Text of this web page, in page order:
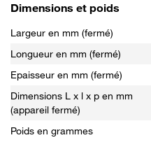
Dimensions et poids
Largeur en mm (fermé)
Longueur en mm (fermé)
Epaisseur en mm (fermé)
Dimensions L x l x p en mm
(appareil fermé)
Poids en grammes